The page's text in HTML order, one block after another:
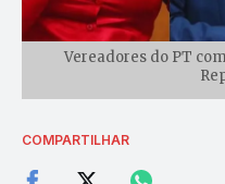
Vereadores do PT
COMPARTILHAR